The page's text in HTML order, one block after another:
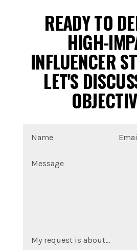
READY TO
HIGH-
INFLUENCER
LET'S